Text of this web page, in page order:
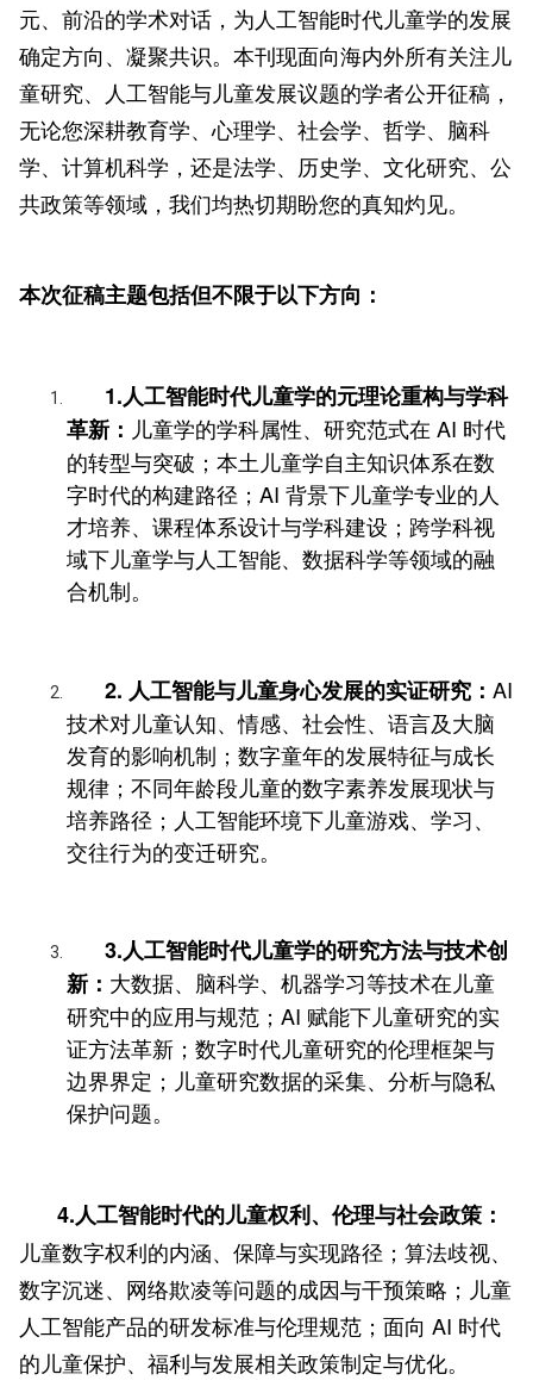
元、前沿的学术对话，为人工智能时代儿童学的发展
确定方向、凝聚共识。本刊现面向海内外所有关注儿
童研究、人工智能与儿童发展议题的学者公开征稿，
无论您深耕教育学、心理学、社会学、哲学、脑科
学、计算机科学，还是法学、历史学、文化研究、公
共政策等领域，我们均热切期盼您的真知灼见。
本次征稿主题包括但不限于以下方向：
1.人工智能时代儿童学的元理论重构与学科
革新： 儿童学的学科属性、研究范式在 AI 时代
的转型与突破；本土儿童学自主知识体系在数
字时代的构建路径；AI 背景下儿童学专业的人
才培养、课程体系设计与学科建设；跨学科视
域下儿童学与人工智能、数据科学等领域的融
合机制。
2. 人工智能与儿童身心发展的实证研究： AI
技术对儿童认知、情感、社会性、语言及大脑
发育的影响机制；数字童年的发展特征与成长
规律；不同年龄段儿童的数字素养发展现状与
培养路径；人工智能环境下儿童游戏、学习、
交往行为的变迁研究。
3.人工智能时代儿童学的研究方法与技术创
新： 大数据、脑科学、机器学习等技术在儿童
研究中的应用与规范；AI 赋能下儿童研究的实
证方法革新；数字时代儿童研究的伦理框架与
边界界定；儿童研究数据的采集、分析与隐私
保护问题。
4.人工智能时代的儿童权利、伦理与社会政策：
儿童数字权利的内涵、保障与实现路径；算法歧视、
数字沉迷、网络欺凌等问题的成因与干预策略；儿童
人工智能产品的研发标准与伦理规范；面向 AI 时代
的儿童保护、福利与发展相关政策制定与优化。